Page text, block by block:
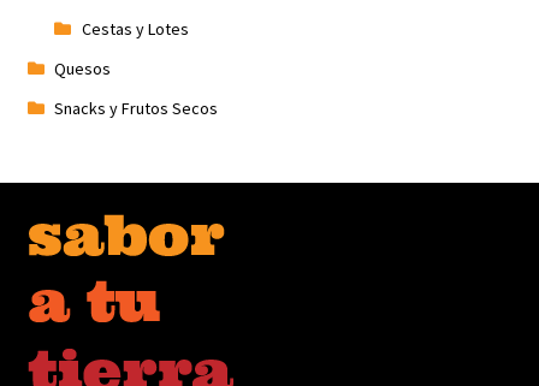
Cestas y Lotes
Quesos
Snacks y Frutos Secos